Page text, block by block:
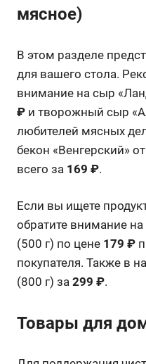
мясное)
В этом разделе
для вашего стола.
внимание на сыр
₽ и творожный сыр
любителей мясных
бекон «Венгерский»
всего за 169 ₽.
Если вы ищете
обратите внимание
(500 г) по цене 179 ₽
покупателя. Также в
(800 г) за 299 ₽.
Товары для